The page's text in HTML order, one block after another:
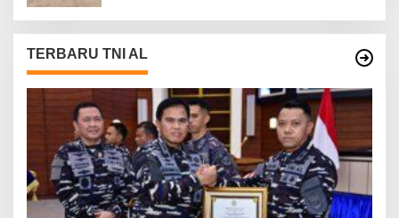
TERBARU TNI AL